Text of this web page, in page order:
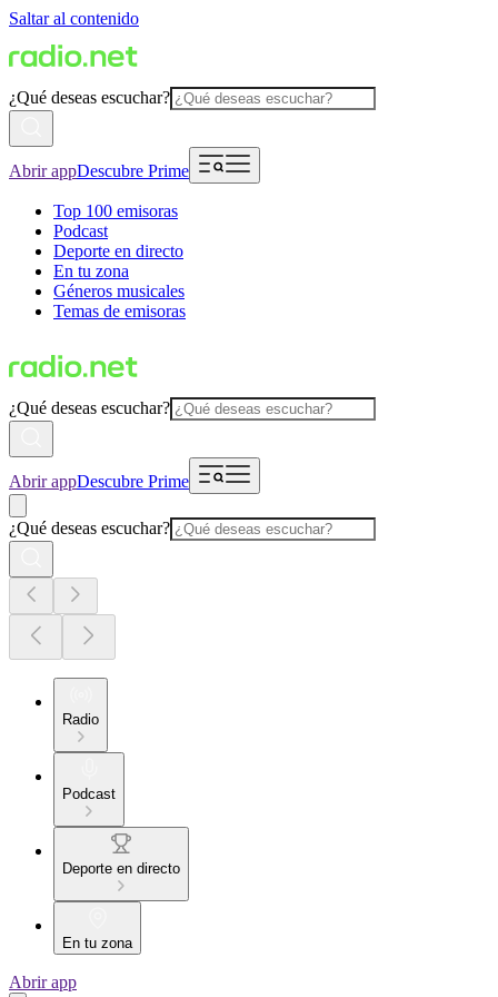
Saltar al contenido
¿Qué deseas escuchar?
Abrir appDescubre Prime
Top 100 emisoras
Podcast
Deporte en directo
En tu zona
Géneros musicales
Temas de emisoras
¿Qué deseas escuchar?
Abrir appDescubre Prime
¿Qué deseas escuchar?
Radio
Podcast
Deporte en directo
En tu zona
Abrir app